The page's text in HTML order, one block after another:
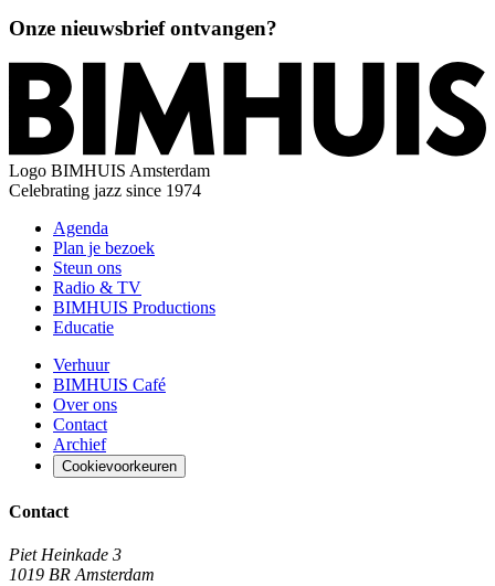
Onze nieuwsbrief ontvangen?
Logo BIMHUIS Amsterdam
Celebrating jazz since 1974
Agenda
Plan je bezoek
Steun ons
Radio & TV
BIMHUIS Productions
Educatie
Verhuur
BIMHUIS Café
Over ons
Contact
Archief
Cookievoorkeuren
Contact
Piet Heinkade 3
1019 BR Amsterdam